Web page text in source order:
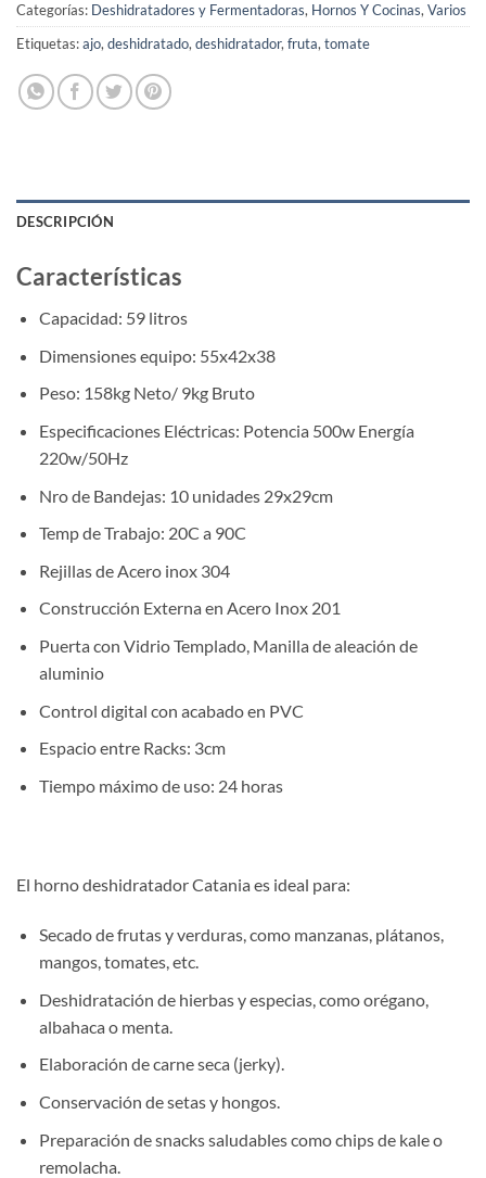
Categorías: Deshidratadores y Fermentadoras, Hornos Y Cocinas, Varios
Etiquetas:ajo, deshidratado, deshidratador, fruta, tomate
DESCRIPCIÓN
Características
Capacidad: 59 litros
Dimensiones equipo: 55x42x38
Peso: 158kg Neto/ 9kg Bruto
Especificaciones Eléctricas: Potencia 500w Energía
220w/50Hz
Nro de Bandejas: 10 unidades 29x29cm
Temp de Trabajo: 20C a 90C
Rejillas de Acero inox 304
Construcción Externa en Acero Inox 201
Puerta con Vidrio Templado, Manilla de aleación de
aluminio
Control digital con acabado en PVC
Espacio entre Racks: 3cm
Tiempo máximo de uso: 24 horas
El horno deshidratador Catania es ideal para:
Secado de frutas y verduras, como manzanas, plátanos,
mangos, tomates, etc.
Deshidratación de hierbas y especias, como orégano,
albahaca o menta.
Elaboración de carne seca (jerky).
Conservación de setas y hongos.
Preparación de snacks saludables como chips de kale o
remolacha.